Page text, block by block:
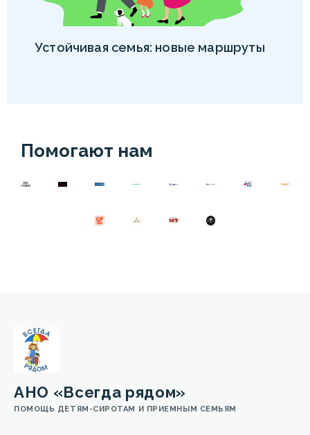
Устойчивая семья: новые маршруты
Помогают нам
АНО «Всегда рядом»
ПОМОЩЬ ДЕТЯМ-СИРОТАМ И ПРИЕМНЫМ СЕМЬЯМ